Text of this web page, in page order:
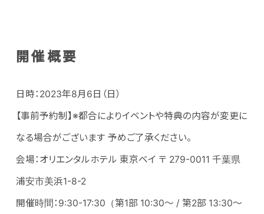
開催概要
日時：2023年8月6日（日）
【事前予約制】※都合によりイベントや特典の内容が変更に
なる場合がございます 予めご了承ください。
会場：オリエンタルホテル 東京ベイ 〒 279-0011 千葉県
浦安市美浜1-8-2
開催時間：9:30-17:30（第1部 10:30～ / 第2部 13:30～